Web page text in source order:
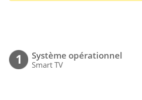
1 Système opérationnel
Smart TV